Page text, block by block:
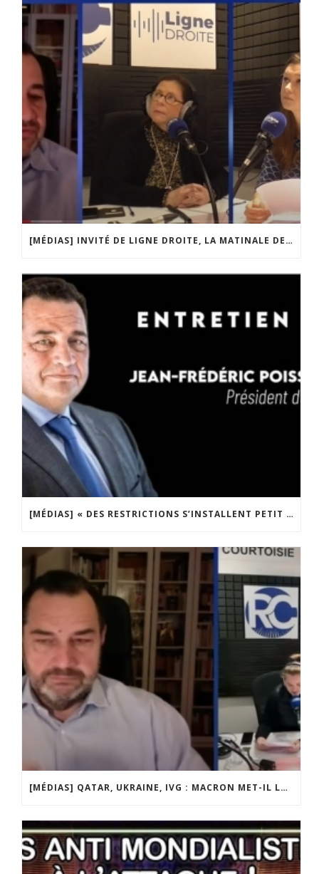
[MÉDIAS] INVITÉ DE LIGNE DROITE, LA MATINALE DE RADIO COURTOISIE
[MÉDIAS] « DES RESTRICTIONS S’INSTALLENT PETIT À PETIT DANS NOTRE PAYS » ENTRETIEN AVEC BOULEVARD VOLTAIRE
[MÉDIAS] QATAR, UKRAINE, IVG : MACRON MET-IL LA FRANCE EN DANGER ? JF POISSON INVITÉ DE LIGNE DROITE SUR RADIO COURTOISIE